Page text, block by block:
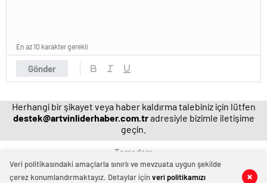
0 0
Gönder
En az 10 karakter gerekli
Herhangi bir şikayet veya haber kaldırma talebiniz için lütfen
destek@artvinliderhaber.com.tradresiyle bizimle iletişime
geçin.
Temadam
Veri politikasındaki amaçlarla sınırlı ve mevzuata uygun şekilde
çerez konumlandırmaktayız. Detaylar içinveri politikamızı